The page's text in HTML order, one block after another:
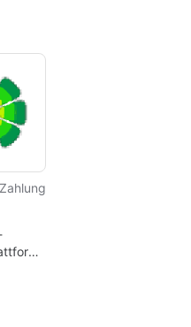
Zahlung